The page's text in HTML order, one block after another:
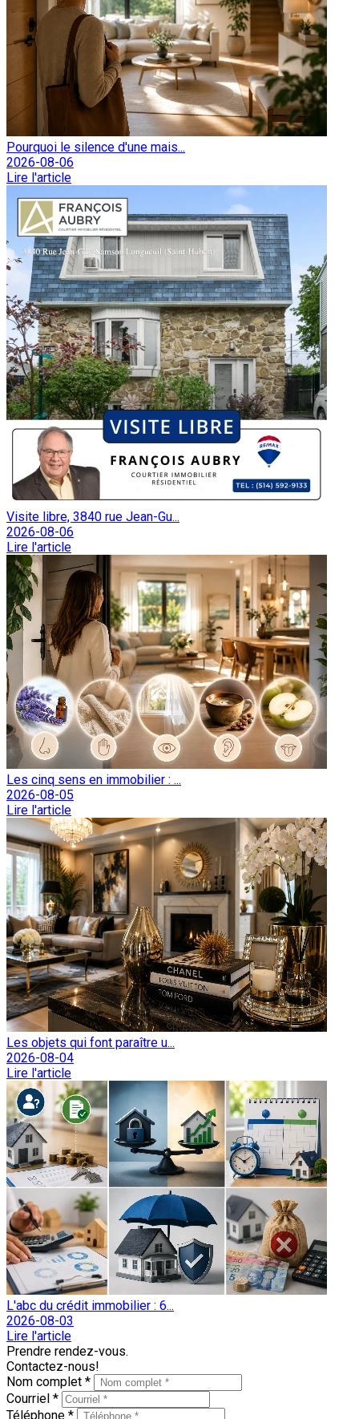
Pourquoi le silence d'une mais...
2026-08-06
Lire l'article
Visite libre, 3840 rue Jean-Gu...
2026-08-06
Lire l'article
Les cinq sens en immobilier : ...
2026-08-05
Lire l'article
Les objets qui font paraître u...
2026-08-04
Lire l'article
L'abc du crédit immobilier : 6...
2026-08-03
Lire l'article
Prendre rendez-vous.
Contactez-nous!
Nom complet *
Courriel *
Téléphone *